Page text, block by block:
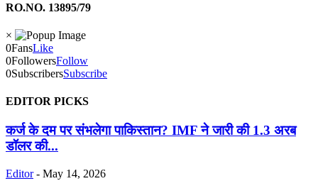
RO.NO. 13895/79
×
0FansLike
0FollowersFollow
0SubscribersSubscribe
EDITOR PICKS
कर्ज के दम पर संभलेगा पाकिस्तान? IMF ने जारी की 1.3 अरब
डॉलर की...
Editor - May 14, 2026